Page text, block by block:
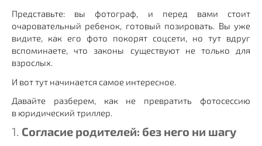
Представьте: вы фотограф, и перед вами стоит
очаровательный ребенок, готовый позировать. Вы уже
видите, как его фото покорят соцсети, но тут вдруг
вспоминаете, что законы существуют не только для
взрослых.
И вот тут начинается самое интересное.
Давайте разберем, как не превратить фотосессию
в юридический триллер.
1. Согласие родителей: без него ни шагу